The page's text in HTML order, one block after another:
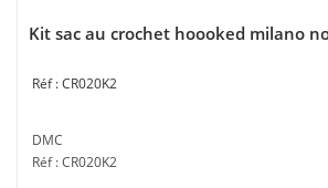
Kit sac au crochet hoooked milano
CR020K2
DMC
Réf : CR020K2